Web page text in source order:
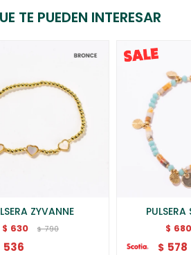
TE PUEDEN INTERESAR
ZYVANNE
$ 630 $ 790
536
$ 680
$ 578